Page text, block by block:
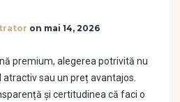
on mai 14, 2026
premium, alegerea potrivită nu
sau un preț avantajos.
și certitudinea că faci o